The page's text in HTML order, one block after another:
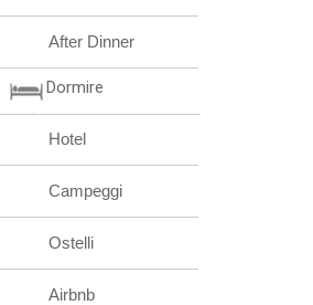
After Dinner
Dormire
Hotel
Campeggi
Ostelli
Airbnb